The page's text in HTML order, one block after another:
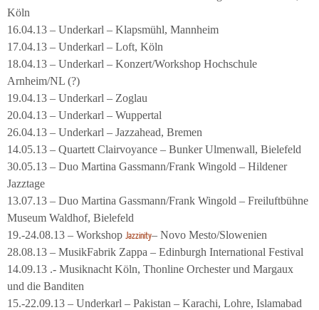
Köln
16.04.13 – Underkarl – Klapsmühl, Mannheim
17.04.13 – Underkarl – Loft, Köln
18.04.13 – Underkarl – Konzert/Workshop Hochschule
Arnheim/NL (?)
19.04.13 – Underkarl – Zoglau
20.04.13 – Underkarl – Wuppertal
26.04.13 – Underkarl – Jazzahead, Bremen
14.05.13 – Quartett Clairvoyance – Bunker Ulmenwall, Bielefeld
30.05.13 – Duo Martina Gassmann/Frank Wingold – Hildener
Jazztage
13.07.13 – Duo Martina Gassmann/Frank Wingold – Freiluftbühne
Museum Waldhof, Bielefeld
19.-24.08.13 – Workshop Jazzinity– Novo Mesto/Slowenien
28.08.13 – MusikFabrik Zappa – Edinburgh International Festival
14.09.13 .- Musiknacht Köln, Thonline Orchester und Margaux
und die Banditen
15.-22.09.13 – Underkarl – Pakistan – Karachi, Lohre, Islamabad